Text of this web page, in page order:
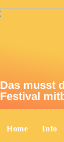
Das musst
Festival
Home Info